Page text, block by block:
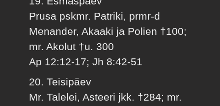
Prusa pskmr. Patriki, prmr-d
Menander, Akaaki ja Polien †100;
mr. Akolut †u. 300
Ap 12:12-17; Jh 8:42-51
20. Teisipäev
Mr. Talelei, Asteeri jkk. †284; mr.